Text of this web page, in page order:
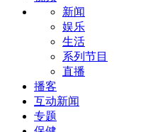
新闻
娱乐
生活
系列节目
直播
播客
互动新闻
专题